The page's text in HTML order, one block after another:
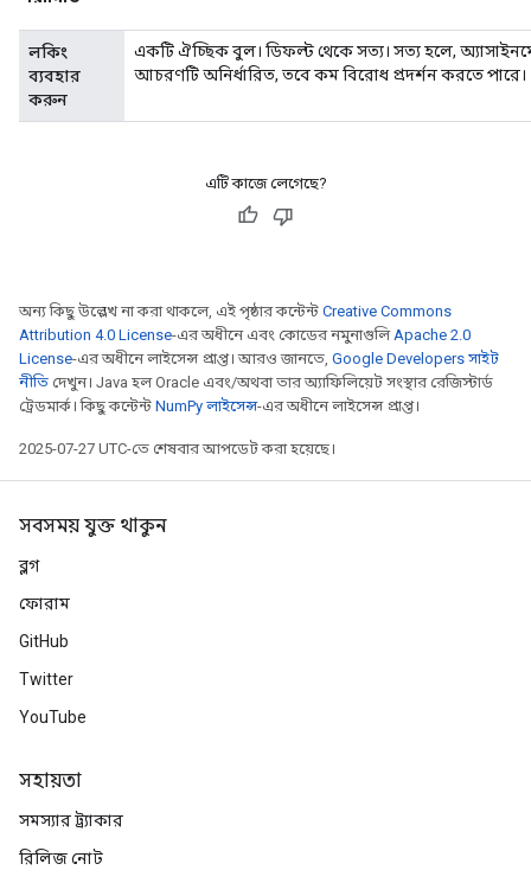
লকিং
ব্যবহার
করুন
একটি ঐচ্ছিক বুল। ডিফল্ট থেকে সত্য। সত্য হলে,
আচরণটি অনির্ধারিত, তবে কম বিরোধ প্রদর্শন করতে পারে।
এটি কাজে লেগেছে?
অন্য কিছু উল্লেখ না করা থাকলে, এই পৃষ্ঠার কন্টেন্ট Creative Commons
Attribution 4.0 License-এর অধীনে এবং কোডের নমুনাগুলিApache 2.0
License-এর অধীনে লাইসেন্স প্রাপ্ত। আরও জানতে, Google Developers সাইট
নীতি দেখুন। Java হল Oracle এবং/অথবা তার অ্যাফিলিয়েট সংস্থার রেজিস্টার্ড
ট্রেডমার্ক। কিছু কন্টেন্ট NumPy লাইসেন্স-এর অধীনে লাইসেন্স প্রাপ্ত।
2025-07-27 UTC-তে শেষবার আপডেট করা হয়েছে।
সবসময় যুক্ত থাকুন
ব্লগ
ফোরাম
GitHub
Twitter
YouTube
সহায়তা
সমস্যার ট্র্যাকার
রিলিজ নোট